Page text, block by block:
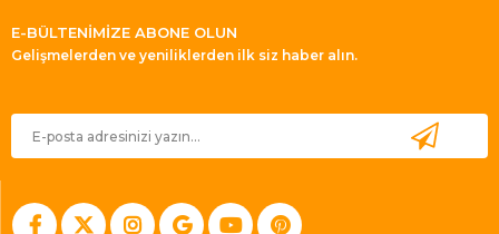
E-BÜLTENİMİZE ABONE OLUN
Gelişmelerden ve yeniliklerden ilk siz haber alın.